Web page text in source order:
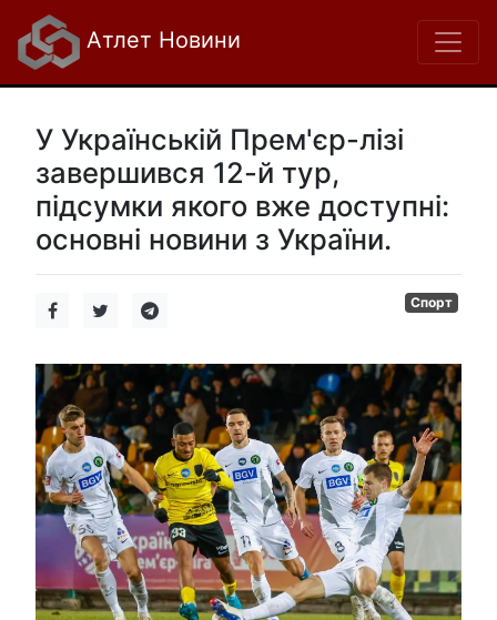
Атлет Новини
У Українській Прем'єр-лізі
завершився 12-й тур,
підсумки якого вже доступні:
основні новини з України.
Спорт